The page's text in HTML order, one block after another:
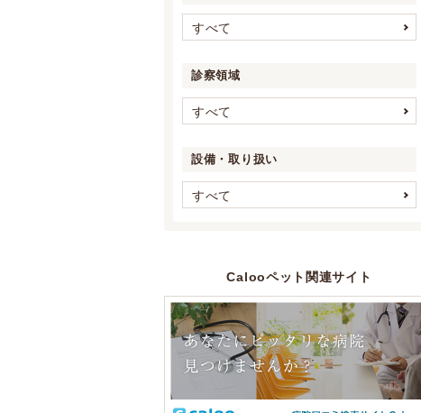
すべて
診察領域
すべて
設備・取り扱い
すべて
Calooペット関連サイト